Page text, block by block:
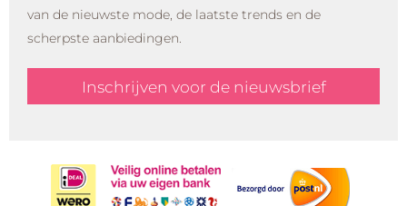
van de nieuwste mode, de laatste trends en de
scherpste aanbiedingen.
Inschrijven voor de nieuwsbrief